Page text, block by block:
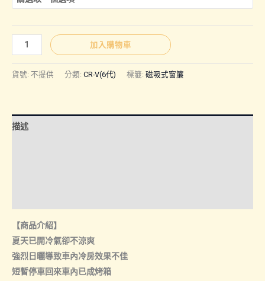
範
圍：
NT$400
到
CR-
V(6
代)
吸
式
加入購物車
貨號: 不提供 分類: CR-V(6代) 標籤: 磁吸式窗簾
描述
【商品介紹】
夏天已開冷氣卻不涼爽
強烈日曬導致車內冷房效果不佳
短暫停車回來車內已成烤箱